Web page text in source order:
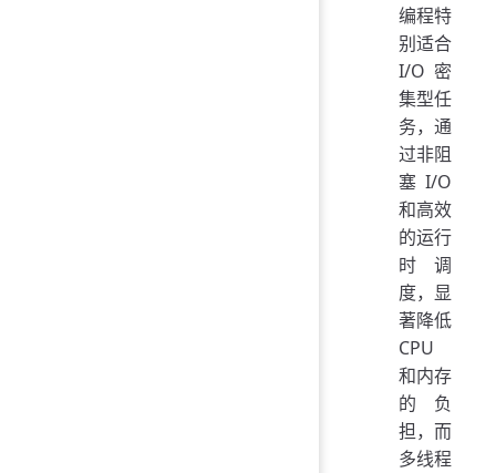
编程特
别适合
I/O 密
集型任
务，通
过非阻
塞 I/O
和高效
的运行
时调
度，显
著降低
CPU
和内存
的负
担，而
多线程